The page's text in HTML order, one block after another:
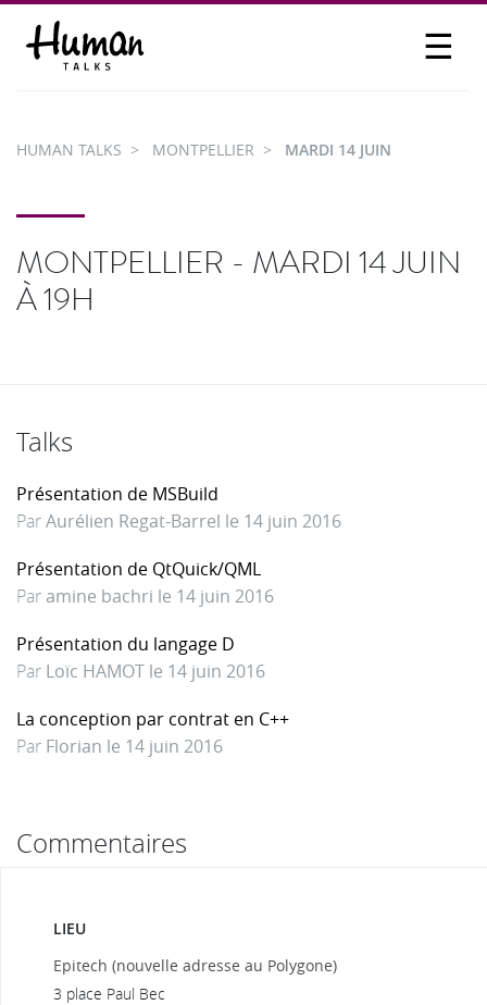
☰
PARTICIPER
HUMAN TALKS MONTPELLIER MARDI 14 JUIN
MONTPELLIER - MARDI 14 JUIN
À 19H
Talks
Présentation de MSBuild
ParAurélien Regat-Barrel le 14 juin 2016
Présentation de QtQuick/QML
Paramine bachri le 14 juin 2016
Présentation du langage D
Par Loïc HAMOT le 14 juin 2016
La conception par contrat en C++
Par Florian le 14 juin 2016
Commentaires
LIEU
Epitech (nouvelle adresse au Polygone)
3 place Paul Bec